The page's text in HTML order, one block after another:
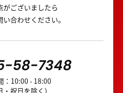
がございましたら
合わせください。
58-7348
：10:00 - 18:00
・祝日を除く）